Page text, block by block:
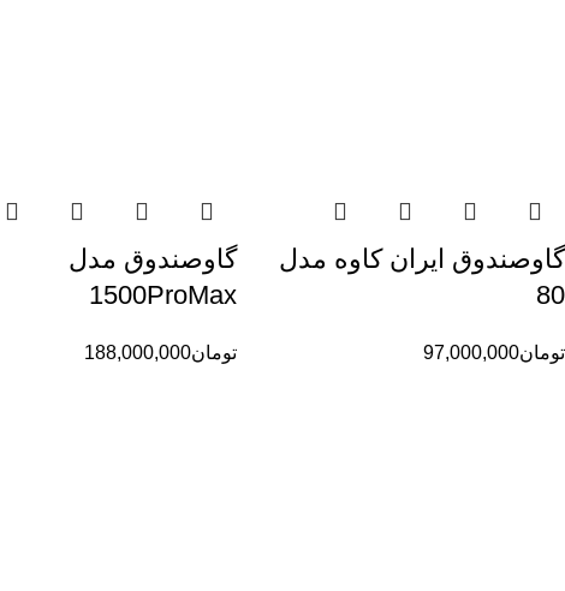
گاوصندوق ایران کاوه مدل
80
تومان97,000,000
گاوصندوق مدل
1500ProMax
تومان188,000,000